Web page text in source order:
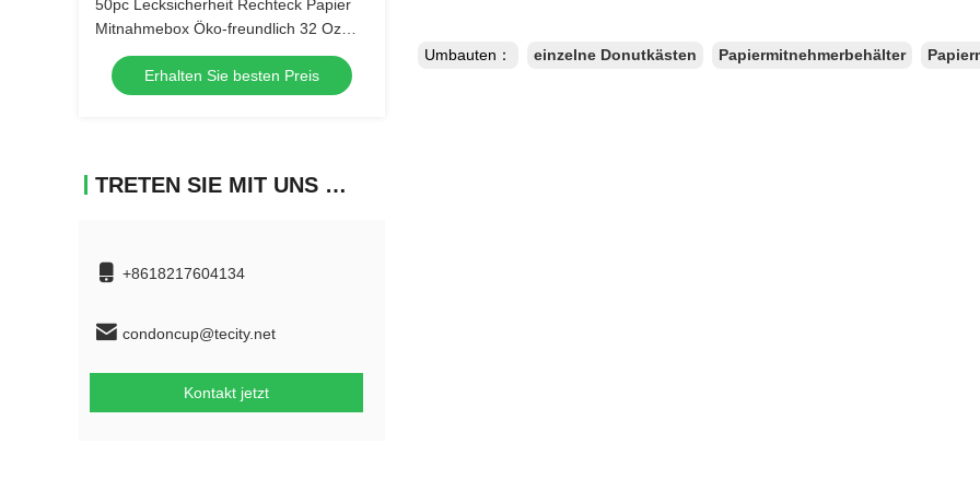
50pc Lecksicherheit Rechteck Papier
Mitnahmebox Öko-freundlich 32 Oz
Kapazität (persönlich angepasstes
Logo)
Erhalten Sie besten Preis
TRETEN SIE MIT UNS IN VERBINDUNG
+8618217604134
condoncup@tecity.net
Kontakt jetzt
Umbauten： einzelne Donutkästen Papiermitnehmerbehälter